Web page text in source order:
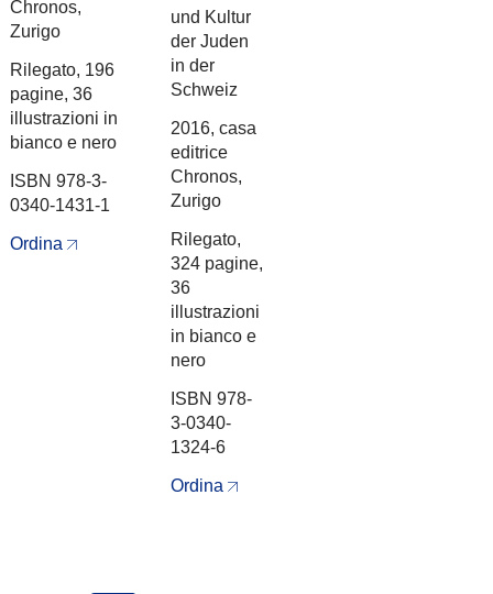
Chronos,
Zurigo
Rilegato, 196
pagine, 36
illustrazioni in
bianco e nero
ISBN 978-3-
0340-1431-1
Ordina
und Kultur
der Juden
in der
Schweiz
2016, casa
editrice
Chronos,
Zurigo
Rilegato,
324 pagine,
36
illustrazioni
in bianco e
nero
ISBN 978-
3-0340-
1324-6
Ordina